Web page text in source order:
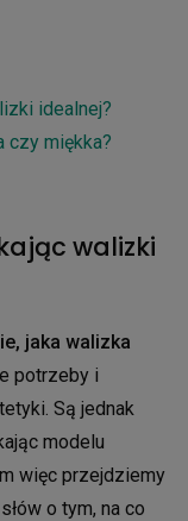
idealnej?
czy miękka?
walizki
jaka walizka
potrzeby i
Są jednak
modelu
więc przejdziemy
o tym, na co